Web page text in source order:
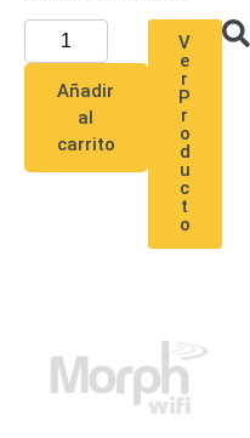
AlcanceUPS
- No Break
Kits-
Sistemas
Completos
TurboHD
Monitores
Pantallas
Añadir
al
carrito
V
e
r
P
r
o
d
u
c
t
o